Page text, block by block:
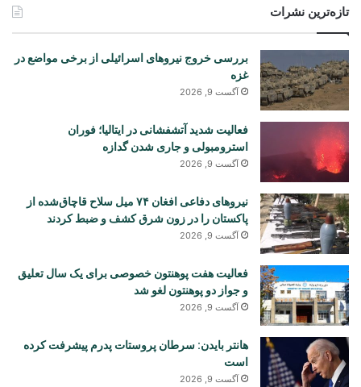
تازه‌ترین نشرات
بررسی خروج نیروهای اسرائیلی از برخی مواضع در
غزه
آگست 9, 2026
فعالیت شدید آتشفشانی در ایتالیا؛ فوران
استرومبولی و جاری شدن گدازه
آگست 9, 2026
نیروهای دفاعی افغان ۷۴ میل سلاح قاچاق‌شده از
پاکستان را در زون شرق کشف و ضبط کردند
آگست 9, 2026
فعالیت هفت پوهنتون خصوصی برای یک سال تعلیق
و جواز دو پوهنتون لغو شد
آگست 9, 2026
هانتر بایدن: سرطان پروستات پدرم پیشرفت کرده
است
آگست 9, 2026